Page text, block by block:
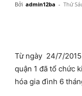
Bởi admin12ba - Thứ
Từ ngày 24/7/
quận 1 đã tổ chức
hóa gia đình 6